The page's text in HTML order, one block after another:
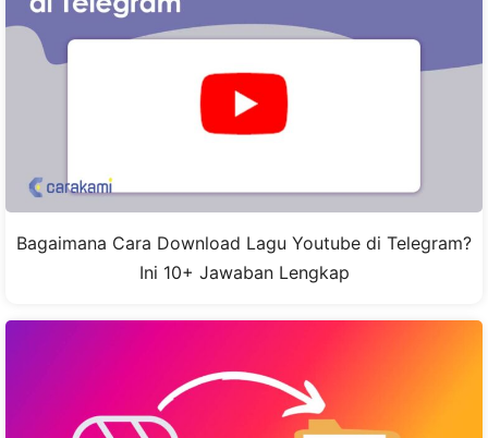
Bagaimana Cara Download Lagu Youtube di Telegram?
Ini 10+ Jawaban Lengkap